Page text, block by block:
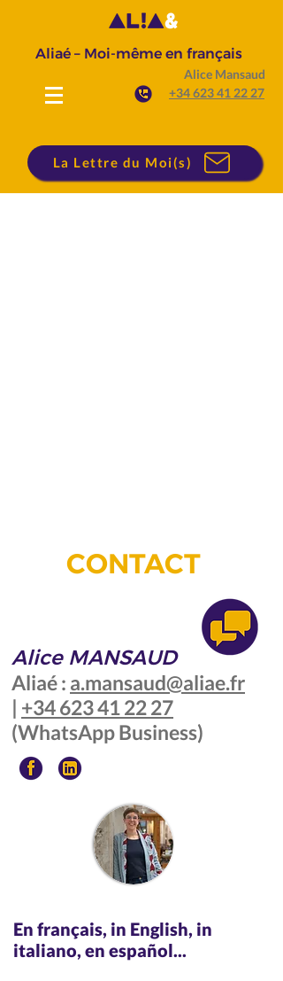
Aliaé – Moi-même en français
Alice Mansaud
+34 623 41 22 27
La Lettre du Moi(s)
CONTACT
Alice MANSAUD
Aliaé : a.mansaud@aliae.fr
| +34 623 41 22 27
(WhatsApp Business)
En français, in English, in
italiano, en español...